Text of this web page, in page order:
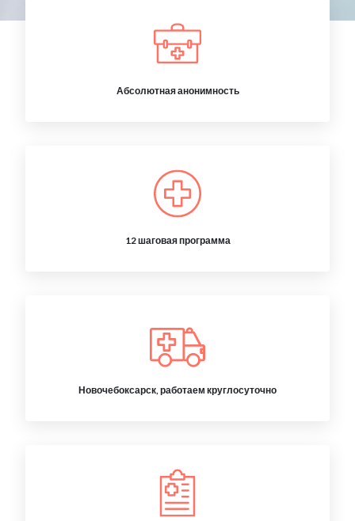
Абсолютная анонимность
12 шаговая программа
Новочебоксарск, работаем круглосуточно